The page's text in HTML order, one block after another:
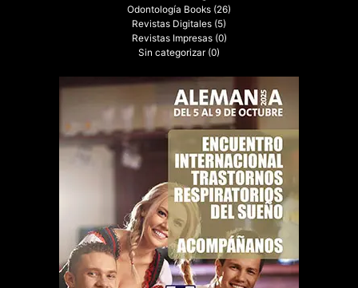
Odontología Books (26)
Revistas Digitales (5)
Revistas Impresas (0)
Sin categorizar (0)